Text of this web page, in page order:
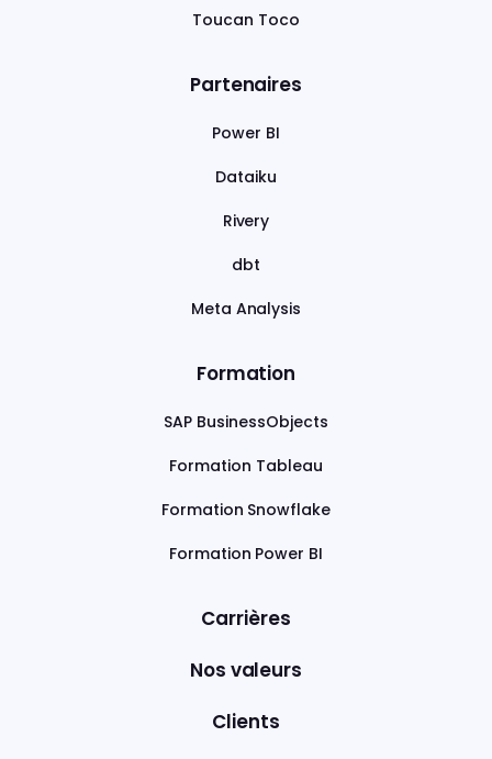
Toucan Toco
Partenaires
Power BI
Dataiku
Rivery
dbt
Meta Analysis
Formation
SAP BusinessObjects
Formation Tableau
Formation Snowflake
Formation Power BI
Carrières
Nos valeurs
Clients